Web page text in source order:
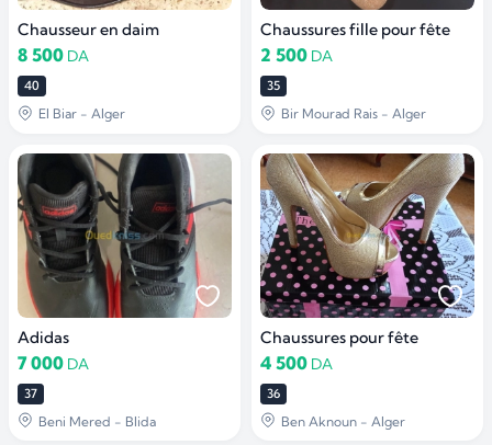
Chausseur en daim
8 500 DA
40
El Biar - Alger
Chaussures fille pour fête
2 500 DA
35
Bir Mourad Rais - Alger
Adidas
7 000 DA
37
Beni Mered - Blida
Chaussures pour fête
4 500 DA
36
Ben Aknoun - Alger